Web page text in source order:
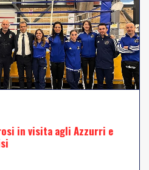
in visita agli Azzurri e